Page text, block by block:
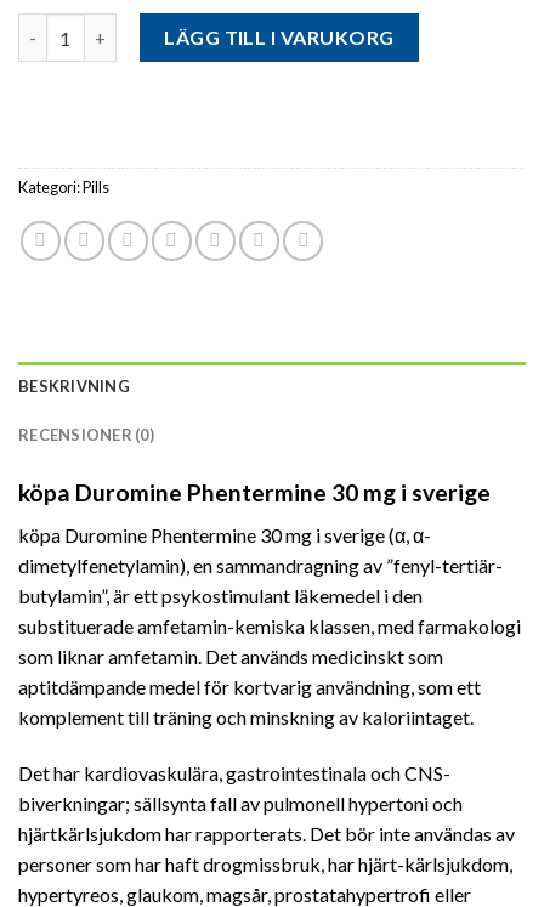
LÄGG TILL I VARUKORG
Kategori:Pills
BESKRIVNING
RECENSIONER (0)
köpa Duromine Phentermine 30 mg i sverige
köpa Duromine Phentermine 30 mg i sverige(α, α-
dimetylfenetylamin), en sammandragning av ”fenyl-tertiär-
butylamin”, är ett psykostimulant läkemedel i den
substituerade amfetamin-kemiska klassen, med farmakologi
som liknar amfetamin. Det används medicinskt som
aptitdämpande medel för kortvarig användning, som ett
komplement till träning och minskning av kaloriintaget.
Det har kardiovaskulära, gastrointestinala och CNS-
biverkningar; sällsynta fall av pulmonell hypertoni och
hjärtkärlsjukdom har rapporterats. Det bör inte användas av
personer som har haft drogmissbruk, har hjärt-kärlsjukdom,
hypertyreos, glaukom, magsår, prostatahypertrofi eller